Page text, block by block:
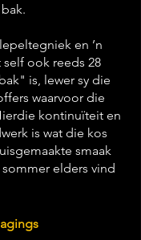
en ’n
ook reeds 28
is, lewer sy die
waarvoor die
kontinuïteit en
is wat die kos
smaak
elders vind